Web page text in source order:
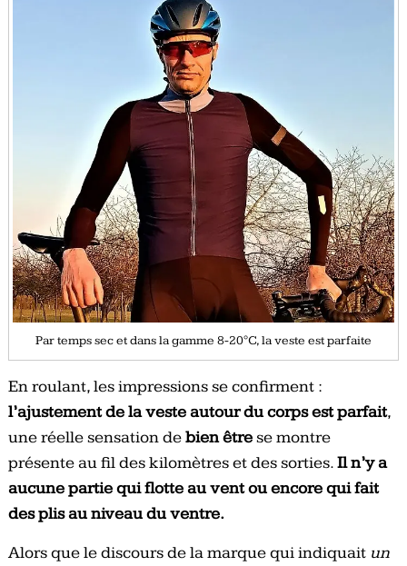
Par temps sec et dans la gamme 8-20°C, la veste est parfaite
En roulant, les impressions se confirment :
l’ajustement de la veste autour du corps est parfait,
une réelle sensation debien êtrese montre
présente au fil des kilomètres et des sorties.Il n’y a
aucune partie qui flotte au vent ou encore qui fait
des plis au niveau du ventre.
Alors que le discours de la marque qui indiquait un